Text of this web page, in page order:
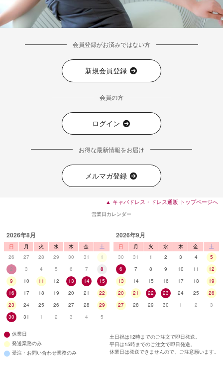
■カラーバリエーション
会員登録がお済みではない方
新規会員登録
会員の方
ログイン
お得な最新情報をお届け
メルマガ登録
▲ キャバドレス・ドレス通販 トップページへ
営業日カレンダー
2026年8月
日 月 火 水 木 金
土
26
27 28 29 30 31
1
2
3 4 5 6 7
8
9
10 11 12 13 14
15
16
17 18 19 20 21
22
23
24 25 26 27 28
29
30
31 1 2 3 4 5
2026年9月
日 月 火 水 木 金
土
30
31 1 2 3 4
5
6
7 8 9 10 11
12
13
14 15 16 17 18
19
20
21 22 23 24 25
26
27
28 29 30 1 2 3
休業日
発送業務のみ
受注・お問い合わせ業務のみ
土日祝は12時までのご注文で即日発送。
平日は15時までのご注文で即日発送。
休業日は発送できませんので、ご注意願います。